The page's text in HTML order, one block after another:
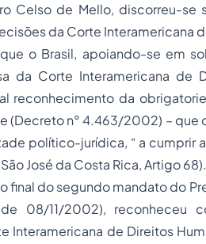
Celso de Mello, discorreu-
da Corte Interamericana
o Brasil, apoiando-se em
da Corte Interamericana de
reconhecimento da
(Decreto n° 4.463/2002) – que
político-jurídica, “ a cumprir
José da Costa Rica, Artigo
final do segundo mandato do
08/11/2002), reconheceu
Interamericana de Direitos